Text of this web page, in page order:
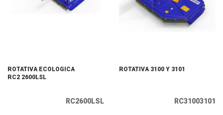
ROTATIVA ECOLOGICA
RC2 2600LSL
RC2600LSL
ROTATIVA 3100 Y 3101
RC31003101